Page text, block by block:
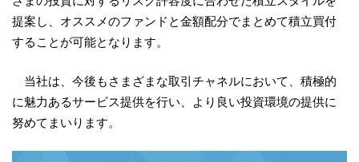
提案し、オススメのファンドと金額配分でまとめて積立買付
することが可能となります。
当社は、今後もさまざまな取引チャネルにおいて、積極的
に魅力あるサービス提供を行い、より良い投資環境の提供に
努めてまいります。